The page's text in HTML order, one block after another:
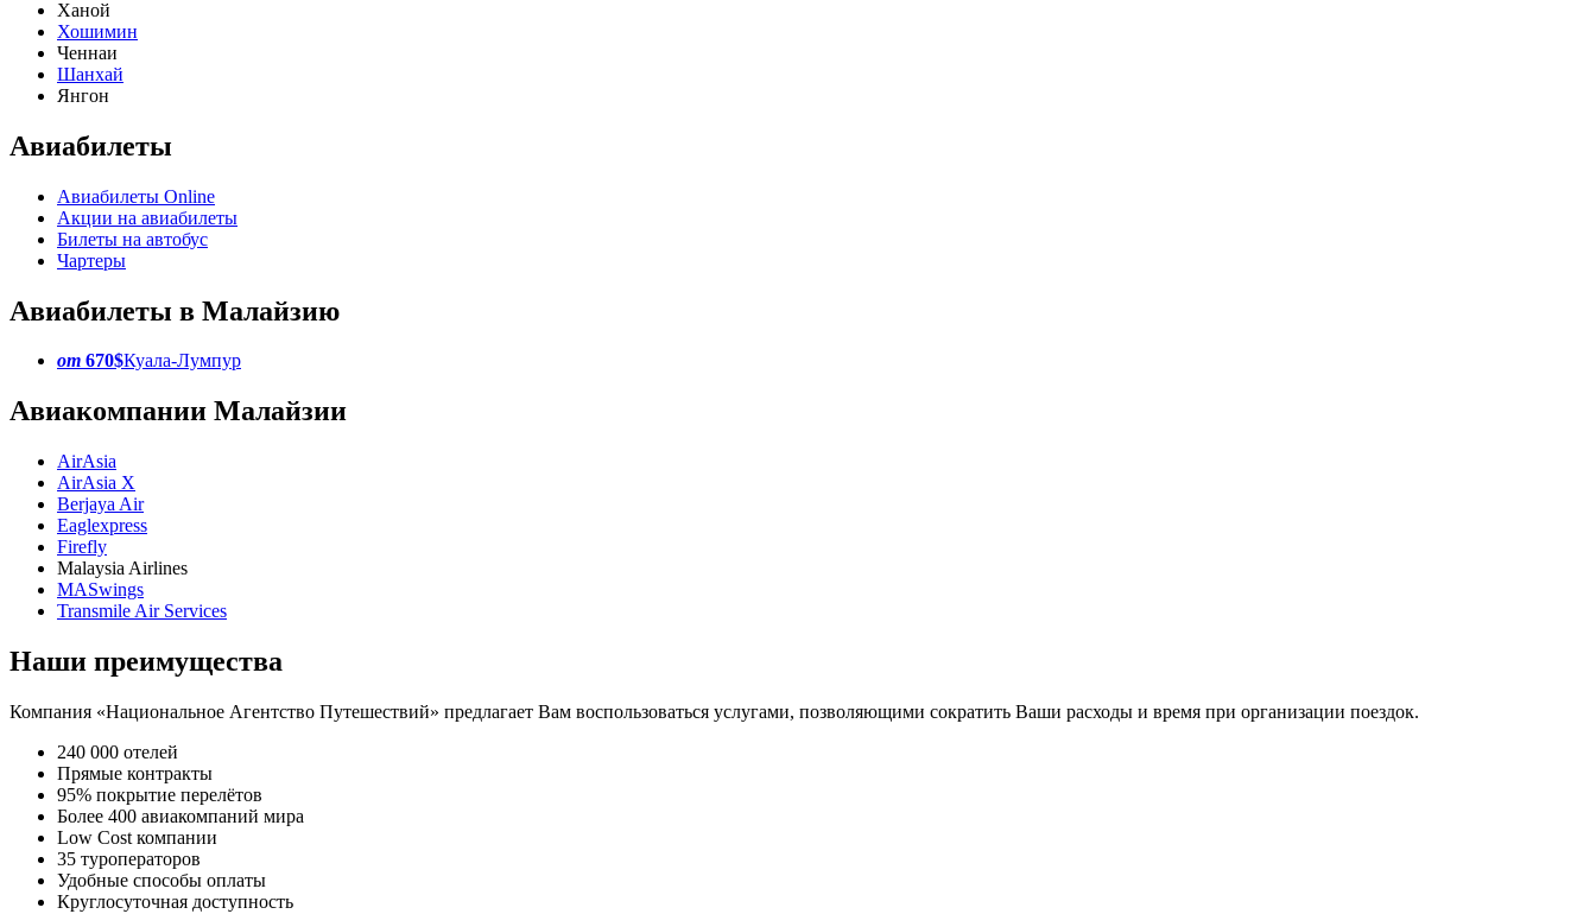
Ханой
Хошимин
Ченнаи
Шанхай
Янгон
Авиабилеты
Авиабилеты Online
Акции на авиабилеты
Билеты на автобус
Чартеры
Авиабилеты в Малайзию
от 670$Куала-Лумпур
Авиакомпании Малайзии
AirAsia
AirAsia X
Berjaya Air
Eaglexpress
Firefly
Malaysia Airlines
MASwings
Transmile Air Services
Наши преимущества
Компания «Национальное Агентство Путешествий» предлагает Вам воспользоваться услугами, позволяющими сократить Ваши расходы и время при организации поездок.
240 000 отелей
Прямые контракты
95% покрытие перелётов
Более 400 авиакомпаний мира
Low Cost компании
35 туроператоров
Удобные способы оплаты
Круглосуточная доступность